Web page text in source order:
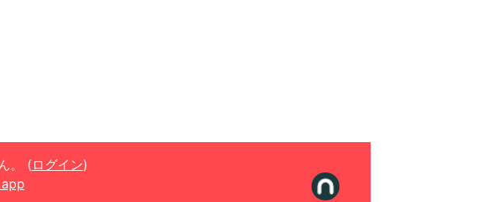
。 ( ログイン)